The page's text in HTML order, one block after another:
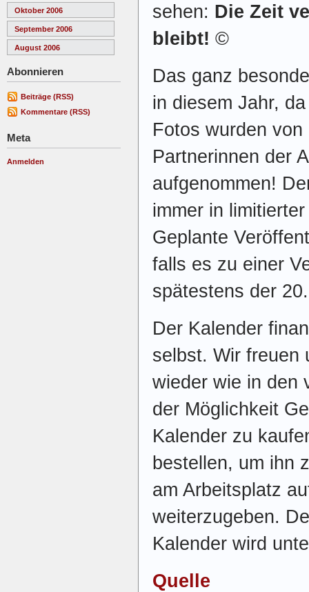
Oktober 2006
September 2006
August 2006
Abonnieren
Beiträge (RSS)
Kommentare (RSS)
Meta
Anmelden
sehen: Die Zeit
bleibt! ©
Das ganz
in diesem Jahr,
Fotos wurden
Partnerinnen der
aufgenommen!
immer in
Geplante
falls es zu einer
spätestens der
Der Kalender
selbst. Wir freuen
wieder wie in den
der Möglichkeit
Kalender zu
bestellen, um ihn
am Arbeitsplatz
weiterzugeben.
Kalender wird
Quelle